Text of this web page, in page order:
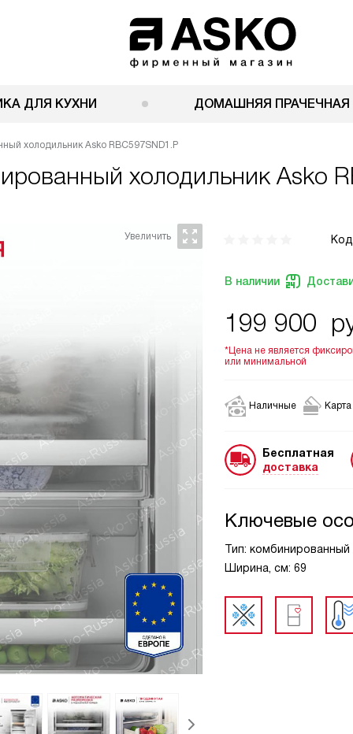
ДЛЯ КУХНИ ДОМАШНЯЯ ПРАЧЕЧНАЯ
холодильник Asko RBC597SND1.P
холодильник Asko
В наличии
199 900
*Цена не является
или минимальной
Наличные
Бесплатная
доставка
Ключевые
Тип: комбинированный
Ширина, см: 69